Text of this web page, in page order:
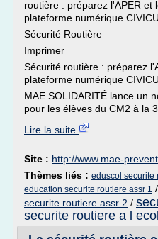
routière : préparez l'APER et
plateforme numérique
Sécurité Routière
Imprimer
Sécurité routière : préparez
plateforme numérique
MAE SOLIDARITÉ lance un
pour les élèves du CM2 à la
Lire la suite
Site : http://www.mae-
Thèmes liés : eduscol securite
education securite routiere assr 1 /
securite routiere assr 2 /
securite routiere a l